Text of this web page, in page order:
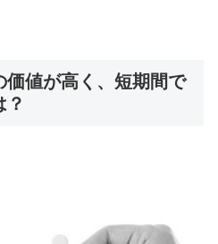
価値が高く、短期間で
？